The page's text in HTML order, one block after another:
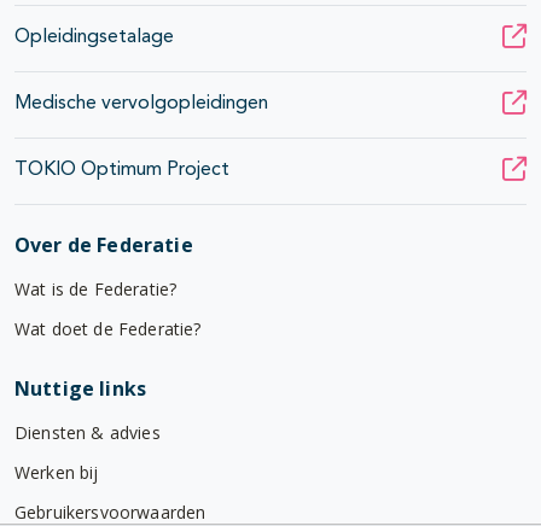
Opleidingsetalage
Medische vervolgopleidingen
TOKIO Optimum Project
Over de Federatie
Wat is de Federatie?
Wat doet de Federatie?
Nuttige links
Diensten & advies
Werken bij
Gebruikersvoorwaarden